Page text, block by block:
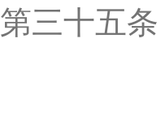
第三十五条